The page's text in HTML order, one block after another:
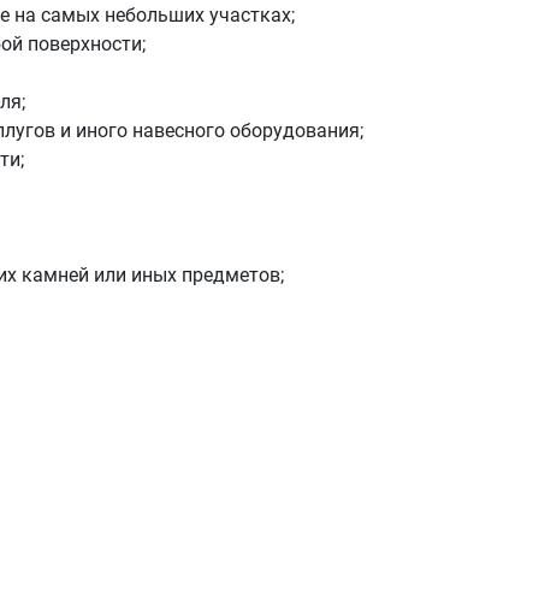
самых небольших участках;
поверхности;
и иного навесного оборудования;
камней или иных предметов;